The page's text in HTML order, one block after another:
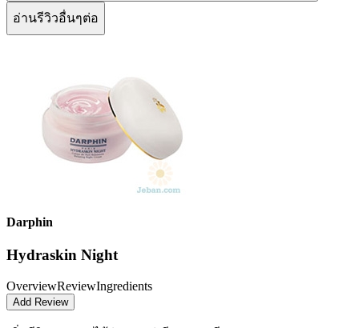
อ่านรีวิวอื่นๆต่อ
Darphin
Hydraskin Night
OverviewReviewIngredients
Add Review